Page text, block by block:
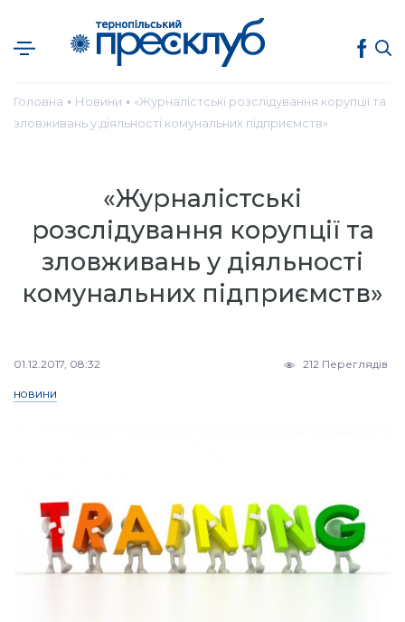
Головна ● Новини ● «Журналістські розслідування корупції та
зловживань у діяльності комунальних підприємств»
«Журналістські
розслідування корупції та
зловживань у діяльності
комунальних підприємств»
01.12.2017, 08:32 212 Переглядів
НОВИНИ